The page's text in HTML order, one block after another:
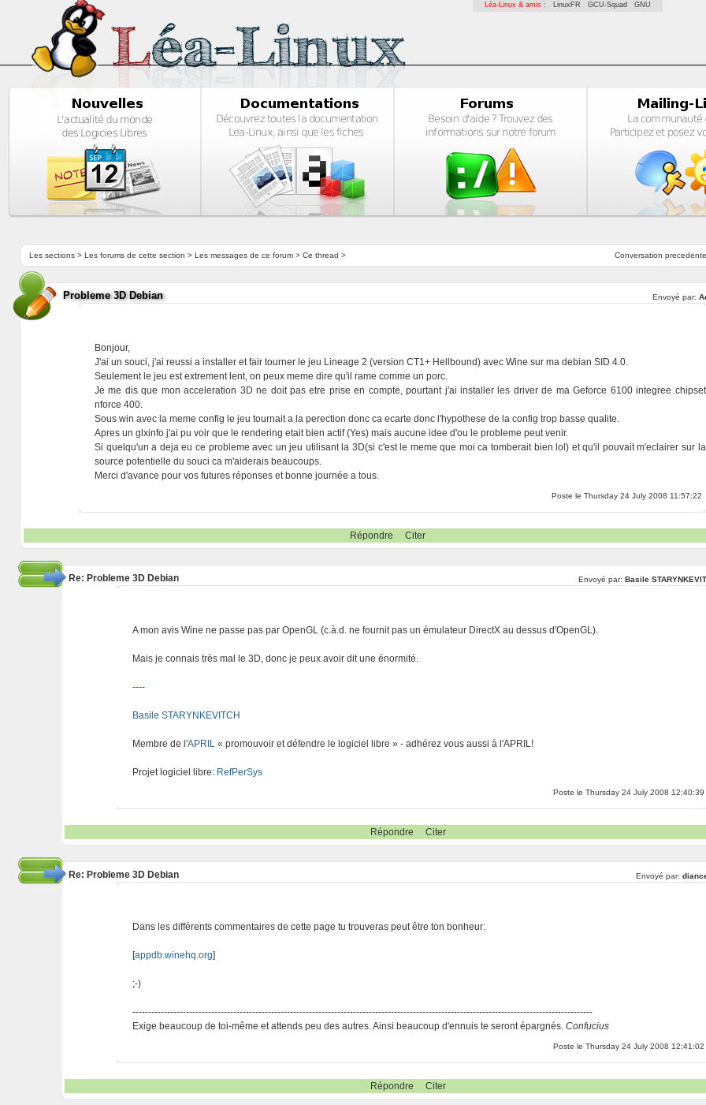
Léa-Linux & amis : LinuxFR GCU-Squad GNU
Conversation precedente
Les sections> Les forums de cette section > Les messages de ce forum> Ce thread >
Probleme 3D Debian Envoyé par:
Bonjour,
J'ai un souci, j'ai reussi a installer et fair tourner le jeu Lineage 2 (version CT1+ Hellbound) avec Wine sur ma debian SID 4.0.
Seulement le jeu est extrement lent, on peux meme dire qu'il rame comme un porc.
Je me dis que mon acceleration 3D ne doit pas etre prise en compte, pourtant j'ai installer les driver de ma Geforce 6100 integree chipset
nforce 400.
Sous win avec la meme config le jeu tournait a la perection donc ca ecarte donc l'hypothese de la config trop basse qualite.
Apres un glxinfo j'ai pu voir que le rendering etait bien actif (Yes) mais aucune idee d'ou le probleme peut venir.
Si quelqu'un a deja eu ce probleme avec un jeu utilisant la 3D(si c'est le meme que moi ca tomberait bien lol) et qu'il pouvait m'eclairer sur la
source potentielle du souci ca m'aiderais beaucoups.
Merci d'avance pour vos futures réponses et bonne journée a tous.
Poste le Thursday 24 July 2008 11:57:22
Répondre Citer
Re: Probleme 3D Debian Envoyé par: Basile
A mon avis Wine ne passe pas par OpenGL (c.à.d. ne fournit pas un émulateur DirectX au dessus d'OpenGL).
Mais je connais très mal le 3D, donc je peux avoir dit une énormité.
----
Basile STARYNKEVITCH
Membre de l'APRIL « promouvoir et défendre le logiciel libre » - adhérez vous aussi à l'APRIL!
Projet logiciel libre: RefPerSys
Poste le Thursday 24 July 2008 12:40:39
Répondre Citer
Re: Probleme 3D Debian Envoyé par:
Dans les différents commentaires de cette page tu trouveras peut être ton bonheur:
[appdb.winehq.org]
;-)
--------------------------------------------------------------------------------------------------------------------------------------------------
Exige beaucoup de toi-même et attends peu des autres. Ainsi beaucoup d'ennuis te seront épargnés.Confucius
Poste le Thursday 24 July 2008 12:41:02
Répondre Citer